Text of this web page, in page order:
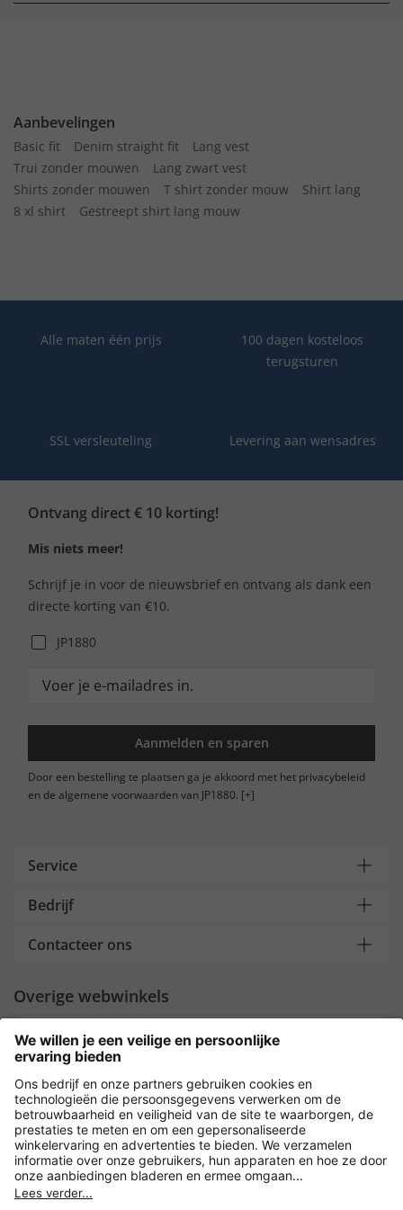
Aanbevelingen
Basic fit Denim straight fit
Lang vest
Trui zonder mouwen
Lang zwart vest
Shirts zonder mouwen
T shirt zonder mouw
Shirt lang
8 xl shirt
Gestreept shirt lang mouw
Alle maten één prijs
100 dagen kosteloos
terugsturen
SSL versleuteling Levering aan wensadres
Ontvang direct € 10 korting!
Mis niets meer!
Schrijf je in voor de nieuwsbrief en ontvang als dank een
directe korting van €10.
JP1880
Aanmelden en sparen
Door een bestelling te plaatsen ga je akkoord met het privacybeleid
en de algemene voorwaarden van JP1880. [+]
Service
Bedrijf
Contacteer ons
Overige webwinkels
Nederland
Payment and Delivery
Versleuteling met